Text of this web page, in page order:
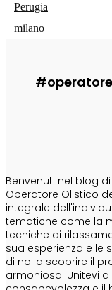
Perugia
milano
Benvenuti nel blog
Operatore Olistico
integrale
tematiche come la
tecniche di
sua esperienza e le
di noi a scoprire il
armoniosa. Unitevi